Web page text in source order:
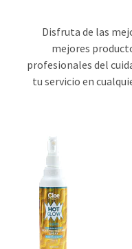
Disfruta de las
mejores
profesionales del
tu servicio en